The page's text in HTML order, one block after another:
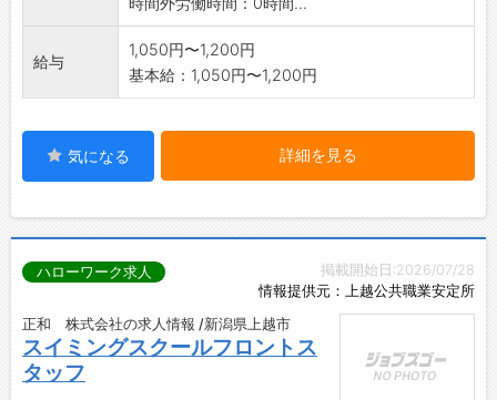
給与
1,050円〜1,200円
基本給：1,050円〜1,200円
気になる 詳細を見る
掲載開始日:2026/07/28
情報提供元：上越公共職業安定所
ハローワーク求人
正和 株式会社の求人情報 /新潟県上越市
スイミングスクールフロントス
タッフ